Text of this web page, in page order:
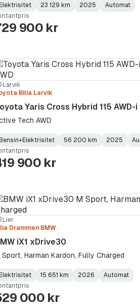
:
Elektrisitet :
23 129 km
:
2025
:
Automat
900 kr
Larvik
Bilia Larvik
Yaris Cross Hybrid 115 AWD-i
Tech AWD
:
Bensin+Elektrisitet
: 56 200 km
:
2025
:
900 kr
Lier
Drammen BMW
iX1 xDrive30
Sport, Harman Kardon, Fully Charged
:
Elektrisitet :
15 651 km
:
2026
:
Automat
000 kr